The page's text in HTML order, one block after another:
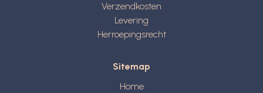
Verzendkosten
Levering
Herroepingsrecht
Sitemap
Home